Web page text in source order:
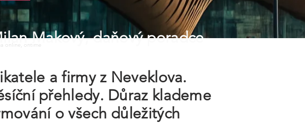
Makový, daňový poradce
online, ontime
a firmy z Neveklova.
přehledy. Důraz klademe
o všech důležitých